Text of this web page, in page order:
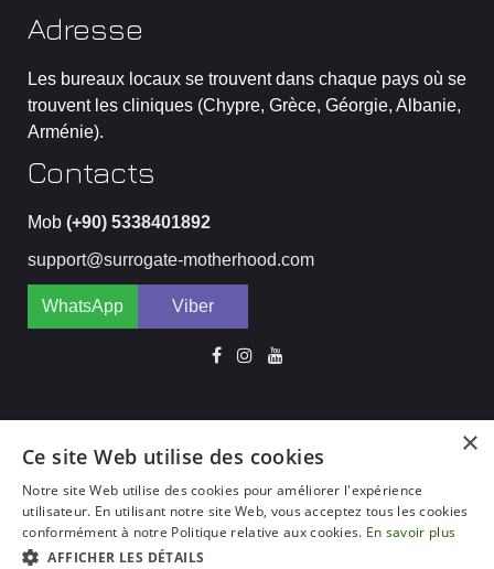
Adresse
Les bureaux locaux se trouvent dans chaque pays où se
trouvent les cliniques (Chypre, Grèce, Géorgie, Albanie,
Arménie).
Contacts
Mob (+90) 5338401892
support@surrogate-motherhood.com
WhatsApp Viber
EN DE FR
CZ RU CN JP TR
×
Ce site Web utilise des cookies
Notre site Web utilise des cookies pour améliorer l'expérience
utilisateur. En utilisant notre site Web, vous acceptez tous les cookies
conformément à notre Politique relative aux cookies. En savoir plus
AFFICHER LES DÉTAILS